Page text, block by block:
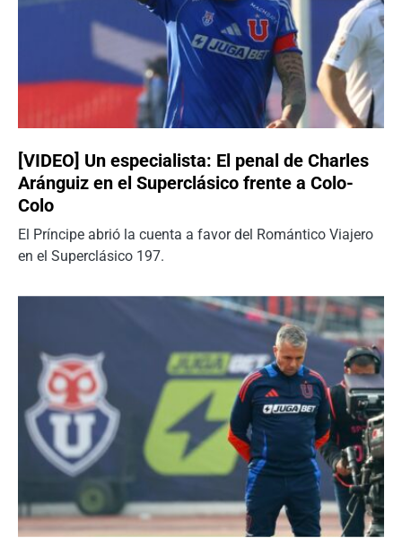
[VIDEO] Un especialista: El penal de Charles
Aránguiz en el Superclásico frente a Colo-
Colo
El Príncipe abrió la cuenta a favor del Romántico Viajero
en el Superclásico 197.